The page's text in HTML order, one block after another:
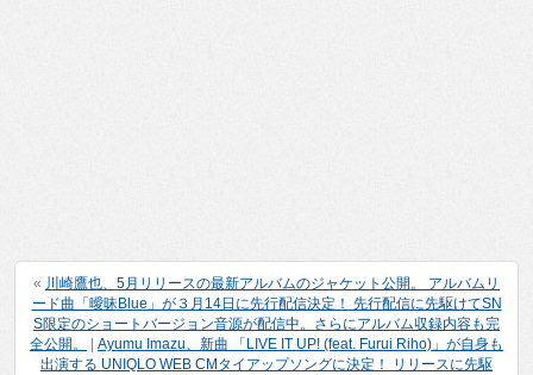
« 川崎鷹也、5月リリースの最新アルバムのジャケット公開。 アルバムリ
ード曲「曖昧Blue」が３月14日に先行配信決定！ 先行配信に先駆けてSN
S限定のショートバージョン音源が配信中。さらにアルバム収録内容も完
全公開。
Ayumu Imazu、新曲 「LIVE IT UP! (feat. Furui Riho)」が自身も
出演する UNIQLO WEB CMタイアップソングに決定！ リリースに先駆